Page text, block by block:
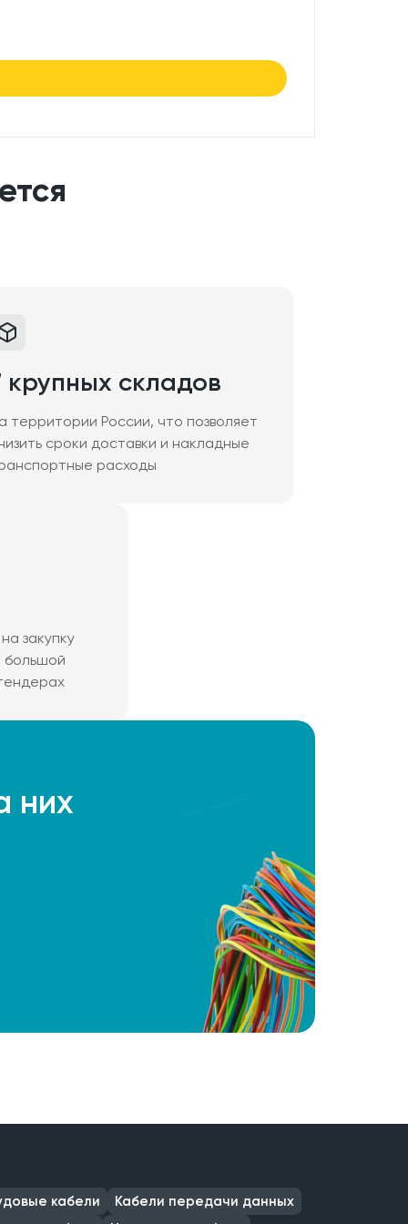
крупных складов
территории России, что позволяет
сроки доставки и накладные
расходы
закупку
большой
них
кабели
Кабели передачи данных